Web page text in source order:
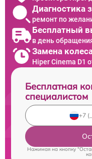
Диагностика
ремонт по
Бесплатный
в день
Замена
Hiper Cinema D1
Бесплатная
специалистом
Нажимая на кнопку